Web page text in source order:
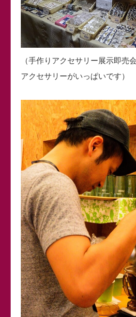
（手作りアクセサリー展示即売
アクセサリーがいっぱいです）